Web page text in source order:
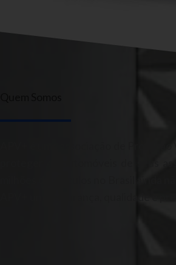
APV+ é uma associação de
proteger os automóveis de seus
APV+ une segurança, qualidade e